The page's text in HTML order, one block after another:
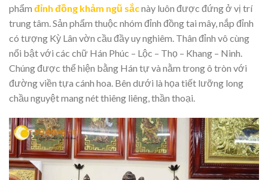
phẩm đỉnh đồng khảm ngũ sắcnày luôn được đứng ở vị trí
trung tâm. Sản phẩm thuộc nhóm đỉnh đồng tai mây, nắp đỉnh
có tượng Kỳ Lân vờn cầu đầy uy nghiêm. Thân đỉnh vô cùng
nổi bật với các chữ Hán Phúc – Lộc – Thọ – Khang – Ninh.
Chúng được thể hiện bằng Hán tự và nằm trong ô tròn với
đường viền tựa cánh hoa. Bên dưới là họa tiết lưỡng long
chầu nguyệt mang nét thiêng liêng, thần thoại.